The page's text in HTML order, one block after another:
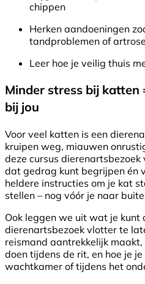
chippen
Herken aandoeningen
tandproblemen of artrose
Leer hoe je veilig thuis
Minder stress bij
bij jou
Voor veel katten is een
kruipen weg, miauwen
deze cursus dierenartsbezoek
dat gedrag kunt begrijpen én
heldere instructies om je kat
stellen – nog vóór je naar
Ook leggen we uit wat je kunt
dierenartsbezoek vlotter te
reismand aantrekkelijk
doen tijdens de rit, en hoe je
wachtkamer of tijdens het